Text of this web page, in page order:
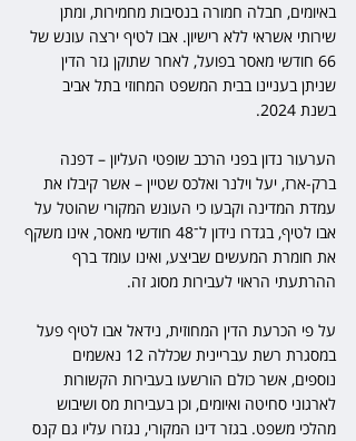
באיומים, חבלה חמורה בנסיבות מחמירות, ומתן
שירותי אשראי ללא רישיון. אבו לטיף ירצה עונש של
66 חודשי מאסר בפועל, לאחר שתוקן גזר הדין
שניתן בעניינו בבית המשפט המחוזי בתל אביב
בשנת 2024.
הערעור נדון בפני הרכב שופטי העליון – דפנה
ברק-ארז, יעל וילנר ואלכס שטיין – אשר קיבלו את
עמדת המדינה וקבעו כי העונש המקורי שהוטל על
אבו לטיף, בגדרו נידון ל־48 חודשי מאסר, אינו משקף
את חומרת המעשים שביצע, ואינו עומד ברף
ההרתעתי הראוי לעבירות מסוג זה.
על פי הכרעת הדין המחוזית, נידאל אבו לטיף פעל
במסגרת רשת עבריינית שכללה 12 נאשמים
נוספים, אשר כולם הורשעו בעבירות הקשורות
לארגוני סחיטה ואיומים, וכן בעבירות מס ושיבוש
מהלכי משפט. בגזר דינו המקורי, נגזרו עליו גם קנס